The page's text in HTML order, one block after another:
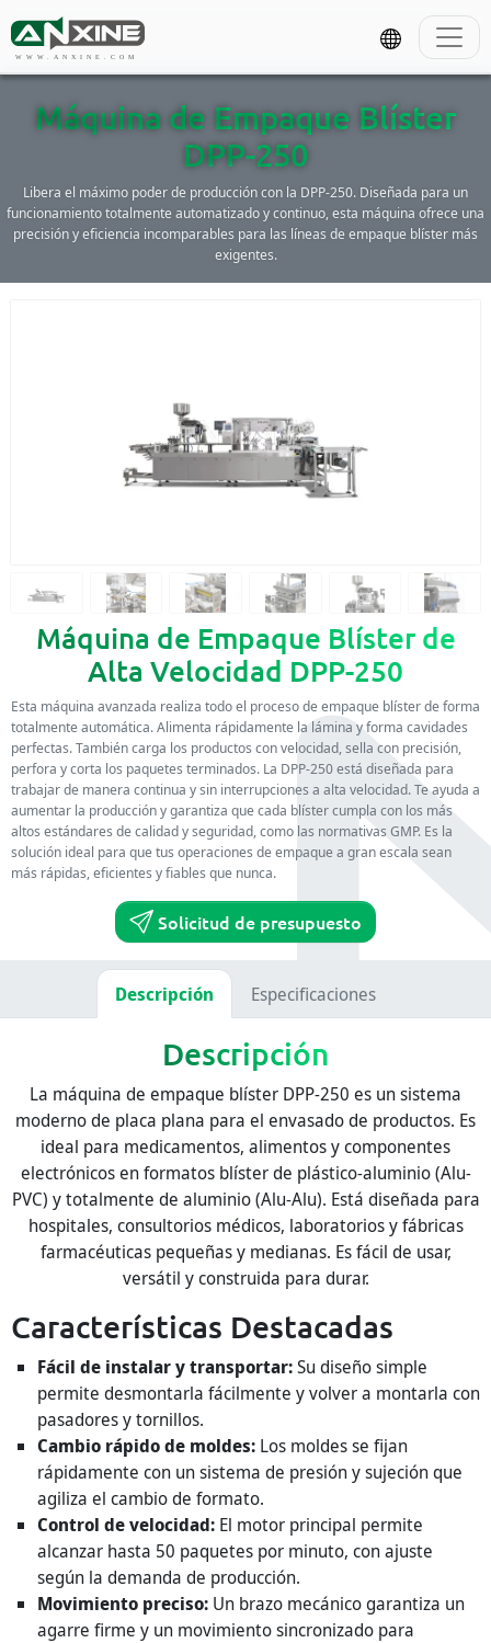
WWW.ANXINE.COM
Máquina de Empaque Blíster
DPP-250
Libera el máximo poder de producción con la DPP-250. Diseñada para un
funcionamiento totalmente automatizado y continuo, esta máquina ofrece una
precisión y eficiencia incomparables para las líneas de empaque blíster más
exigentes.
Máquina de Empaque Blíster de
Alta Velocidad DPP-250
Esta máquina avanzada realiza todo el proceso de empaque blíster de forma
totalmente automática. Alimenta rápidamente la lámina y forma cavidades
perfectas. También carga los productos con velocidad, sella con precisión,
perfora y corta los paquetes terminados. La DPP-250 está diseñada para
trabajar de manera continua y sin interrupciones a alta velocidad. Te ayuda a
aumentar la producción y garantiza que cada blíster cumpla con los más
altos estándares de calidad y seguridad, como las normativas GMP. Es la
solución ideal para que tus operaciones de empaque a gran escala sean
más rápidas, eficientes y fiables que nunca.
Solicitud de presupuesto
Descripción Especificaciones
Descripción
La máquina de empaque blíster DPP-250 es un sistema
moderno de placa plana para el envasado de productos. Es
ideal para medicamentos, alimentos y componentes
electrónicos en formatos blíster de plástico-aluminio (Alu-
PVC) y totalmente de aluminio (Alu-Alu). Está diseñada para
hospitales, consultorios médicos, laboratorios y fábricas
farmacéuticas pequeñas y medianas. Es fácil de usar,
versátil y construida para durar.
Características Destacadas
Fácil de instalar y transportar:Su diseño simple
permite desmontarla fácilmente y volver a montarla con
pasadores y tornillos.
Cambio rápido de moldes: Los moldes se fijan
rápidamente con un sistema de presión y sujeción que
agiliza el cambio de formato.
Control de velocidad: El motor principal permite
alcanzar hasta 50 paquetes por minuto, con ajuste
según la demanda de producción.
Movimiento preciso: Un brazo mecánico garantiza un
agarre firme y un movimiento sincronizado para